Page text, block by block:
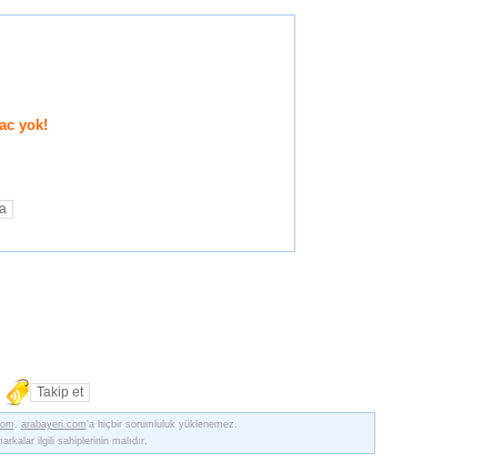
yok!
Takip et
. arabayeri.com'a hiçbir sorumluluk yüklenemez.
ilgili sahiplerinin malıdır.